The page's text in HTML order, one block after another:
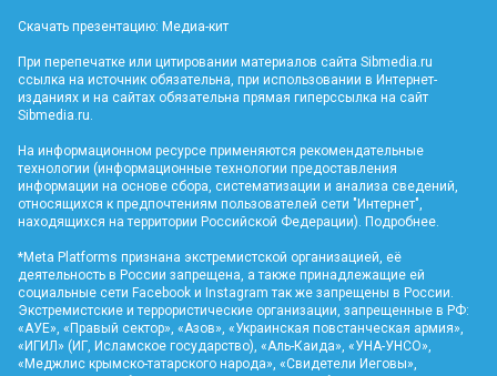
Скачать презентацию: Медиа-кит
При перепечатке или цитировании материалов сайта Sibmedia.ru
ссылка на источник обязательна, при использовании в Интернет-
изданиях и на сайтах обязательна прямая гиперссылка на сайт
Sibmedia.ru
На информационном ресурсе применяются рекомендательные
технологии (информационные технологии предоставления
информации на основе сбора, систематизации и анализа сведений,
относящихся к предпочтениям пользователей сети "Интернет",
находящихся на территории Российской Федерации). Подробнее
*Meta Platforms признана экстремистской организацией, её
деятельность в России запрещена, а также принадлежащие ей
социальные сети Facebook и Instagram так же запрещены в России.
Экстремистские и террористические организации, запрещенные в РФ:
«АУЕ», «Правый сектор», «Азов», «Украинская повстанческая армия»,
«ИГИЛ» (ИГ, Исламское государство), «Аль-Каида», «УНА-УНСО»,
«Меджлис крымско-татарского народа», «Свидетели Иеговы»,